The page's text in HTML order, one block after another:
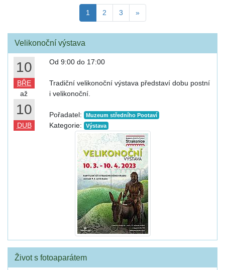
1 2 3 »
Velikonoční výstava
10
BŘE
až
10
DUB
Od 9:00 do 17:00
Tradiční velikonoční výstava představí dobu postní
i velikonoční.
Pořadatel: Muzeum středního Pootaví
Kategorie: Výstava
Život s fotoaparátem